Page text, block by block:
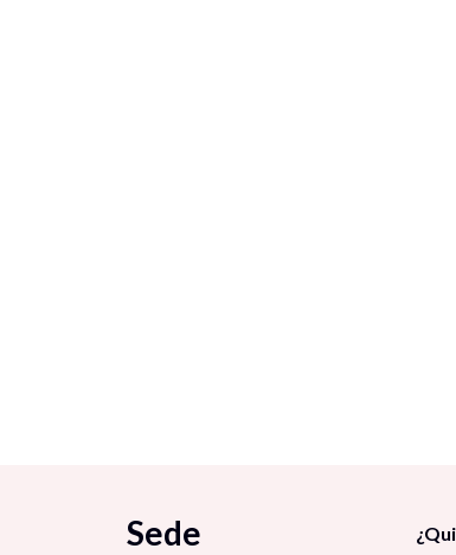
Sede